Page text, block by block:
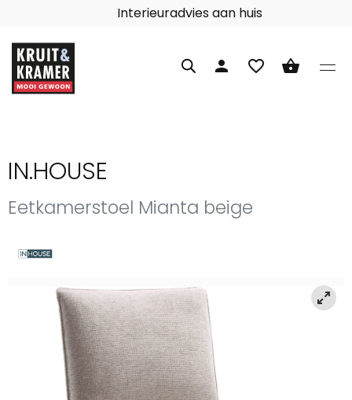
Interieuradvies aan huis
person favorite_border shopping_basket
IN.HOUSE
Eetkamerstoel Mianta beige